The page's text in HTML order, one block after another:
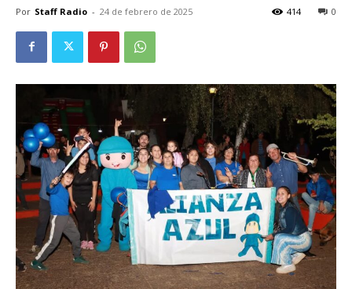
Por Staff Radio - 24 de febrero de 2025 0
414